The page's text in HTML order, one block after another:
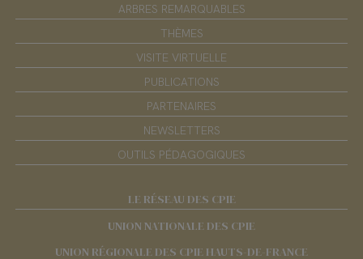
ARBRES REMARQUABLES
THÈMES
VISITE VIRTUELLE
PUBLICATIONS
PARTENAIRES
NEWSLETTERS
OUTILS PÉDAGOGIQUES
LE RÉSEAU DES CPIE
UNION NATIONALE DES CPIE
UNION RÉGIONALE DES CPIE HAUTS-DE-FRANCE